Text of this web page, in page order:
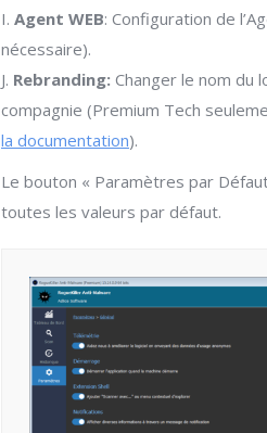
I. Agent WEB: Configuration de
nécessaire).
J. Rebranding: Changer le nom du
compagnie (Premium Tech
la documentation).
Le bouton « Paramètres par
toutes les valeurs par défaut.